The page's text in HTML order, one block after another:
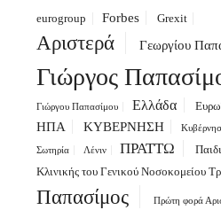
eurogroup Forbes Grexit
Αριστερά Γεωργίου
Γιώργος
Γιώργου Παπασίμου Ελλάδα
ΗΠΑ ΚΥΒΕΡΝΗΣΗ
Σωτηρία Λένιν ΠΡΑΤΤΩ
Κλινικής του Γενικού Νοσοκομείου
Παπασίμος Πρώτη φορά